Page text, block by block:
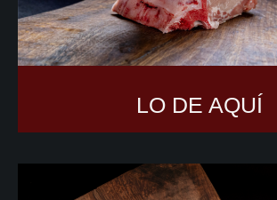
LO DE AQUÍ